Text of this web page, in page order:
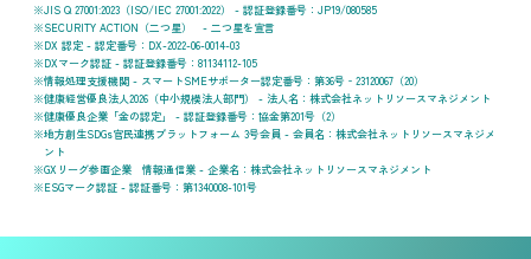
JIS Q 27001:2023（ISO/IEC 27001:2022） - 認証登録番号：JP19/080585
SECURITY ACTION（二つ星） - 二つ星を宣言
DX 認定 - 認定番号：DX-2022-06-0014-03
DXマーク認証 - 認証登録番号：81134112-105
情報処理支援機関 - スマートSMEサポーター認定番号：第36号‐23120067（20）
健康経営優良法人2026（中小規模法人部門） - 法人名：株式会社ネットリソースマネジメント
健康優良企業「金の認定」 - 認証登録番号：協金第201号（2）
地方創生SDGs官民連携プラットフォーム 3号会員 - 会員名：株式会社ネットリソースマネジメ
ント
GXリーグ参画企業 情報通信業 - 企業名：株式会社ネットリソースマネジメント
ESGマーク認証 - 認証番号：第1340008-101号